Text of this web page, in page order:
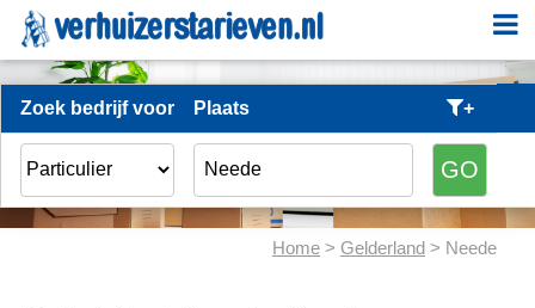
Zoek bedrijf voor Plaats +
Home > Gelderland > Neede